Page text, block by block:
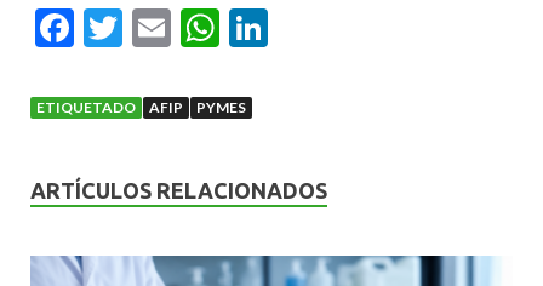
F
e
o
o
k
T
itt
E
ai
W
at
A
p
p
n
ETIQUETADO AFIP PYMES
ARTÍCULOS RELACIONADOS